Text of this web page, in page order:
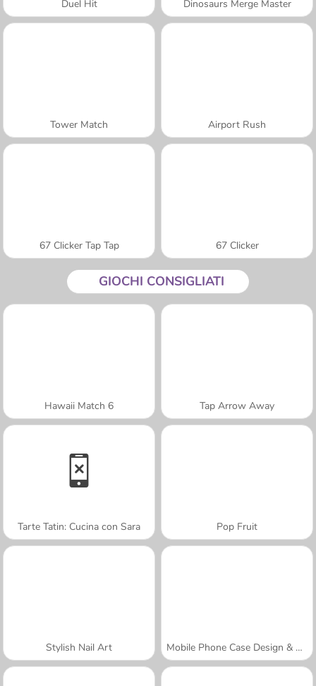
Duel Hit Dinosaurs Merge Master
Tower Match Airport Rush
67 Clicker Tap Tap 67 Clicker
GIOCHI CONSIGLIATI
Hawaii Match 6 Tap Arrow Away
Tarte Tatin: Cucina con Sara Pop Fruit
Stylish Nail Art Mobile Phone Case Design & DIY